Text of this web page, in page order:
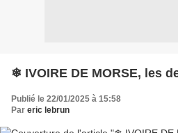
❄ IVOIRE DE MORSE, les
Publié le 22/01/2025 à 15:58
Par eric lebrun